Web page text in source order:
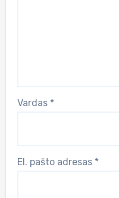
Vardas *
El. pašto adresas *